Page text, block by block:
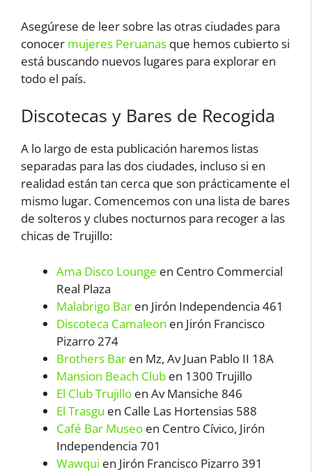
Asegúrese de leer sobre las otras ciudades para
conocer mujeres Peruanas que hemos cubierto si
está buscando nuevos lugares para explorar en
todo el país.
Discotecas y Bares de Recogida
A lo largo de esta publicación haremos listas
separadas para las dos ciudades, incluso si en
realidad están tan cerca que son prácticamente el
mismo lugar. Comencemos con una lista de bares
de solteros y clubes nocturnos para recoger a las
chicas de Trujillo:
Ama Disco Lounge en Centro Commercial
Real Plaza
Malabrigo Bar en Jirón Independencia 461
Discoteca Camaleon en Jirón Francisco
Pizarro 274
Brothers Bar en Mz, Av Juan Pablo II 18A
Mansion Beach Club en 1300 Trujillo
El Club Trujillo en Av Mansiche 846
El Trasgu en Calle Las Hortensias 588
Café Bar Museo en Centro Cívico, Jirón
Independencia 701
Wawqui en Jirón Francisco Pizarro 391